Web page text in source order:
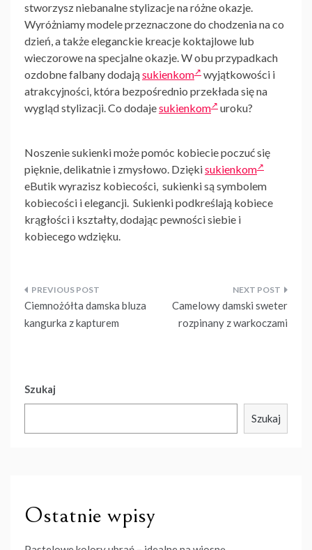
stworzysz niebanalne stylizacje na różne okazje.
Wyróżniamy modele przeznaczone do chodzenia na co
dzień, a także eleganckie kreacje koktajlowe lub
wieczorowe na specjalne okazje. W obu przypadkach
ozdobne falbany dodająsukienkom
wyjątkowości i
atrakcyjności, która bezpośrednio przekłada się na
wygląd stylizacji. Co dodajesukienkom uroku?
Noszenie sukienki może pomóc kobiecie poczuć się
pięknie, delikatnie i zmysłowo. Dziękisukienkom
eButik wyrazisz kobiecości, sukienki są symbolem
kobiecości i elegancji. Sukienki podkreślają kobiece
krągłości i kształty, dodając pewności siebie i
kobiecego wdzięku.
Nawigacja
wpisu
Ciemnożółta damska bluza
kangurka z kapturem
Camelowy damski sweter
rozpinany z warkoczami
Szukaj
Szukaj
Ostatnie wpisy